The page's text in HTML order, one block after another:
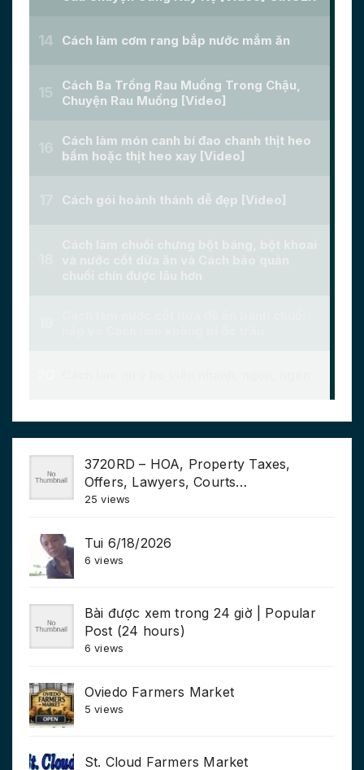
3720RD – HOA, Property Taxes,
Offers, Lawyers, Courts…
25 views
Tui 6/18/2026
6 views
Bài được xem trong 24 giờ | Popular
Post (24 hours)
6 views
Oviedo Farmers Market
5 views
St. Cloud Farmers Market